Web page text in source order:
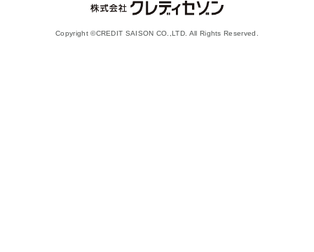
Copyright ©CREDIT SAISON CO.,LTD. All Rights Reserved.